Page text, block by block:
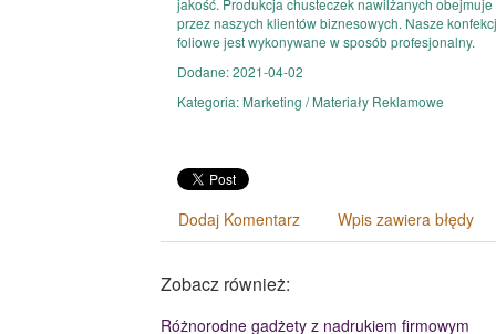
jakość. Produkcja chusteczek nawilżanych
przez naszych klientów biznesowych. Nasze
foliowe jest wykonywane w sposób profesjonalny.
Dodane: 2021-04-02
Kategoria: Marketing / Materiały Reklamowe
Dodaj Komentarz Wpis zawiera błędy
Zobacz również:
Różnorodne gadżety z nadrukiem firmowym